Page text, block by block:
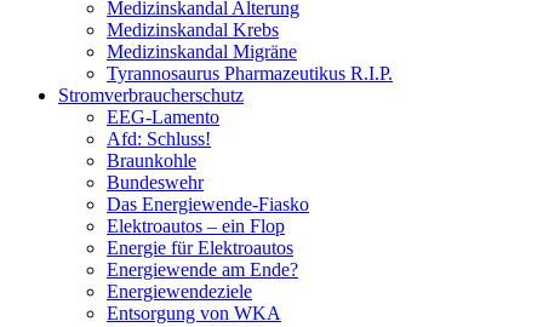
Medizinskandal Alterung
Medizinskandal Krebs
Medizinskandal Migräne
Tyrannosaurus Pharmazeutikus R.I.P.
Stromverbraucherschutz
EEG-Lamento
Afd: Schluss!
Braunkohle
Bundeswehr
Das Energiewende-Fiasko
Elektroautos – ein Flop
Energie für Elektroautos
Energiewende am Ende?
Energiewendeziele
Entsorgung von WKA